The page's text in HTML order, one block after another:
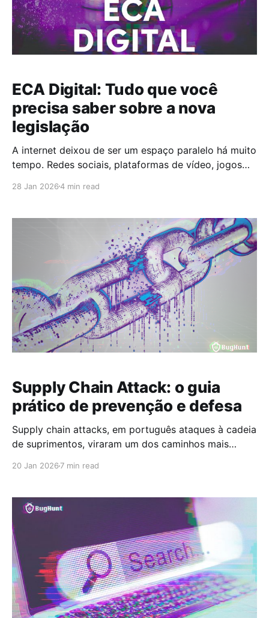
ECA Digital: Tudo que você
precisa saber sobre a nova
legislação
A internet deixou de ser um espaço paralelo há muito
tempo. Redes sociais, plataformas de vídeo, jogos
especialmente de crianças e adolescentes. É nesse
legislativa que busca responder a desafios reais do
28 Jan 20264 min read
Supply Chain Attack: o guia
prático de prevenção e defesa
Supply chain attacks, em português ataques à cadeia
de suprimentos, viraram um dos caminhos mais
atacante mira um elo confiável: um fornecedor, uma
dependência open source, um plugin, uma
20 Jan 2026 7 min read